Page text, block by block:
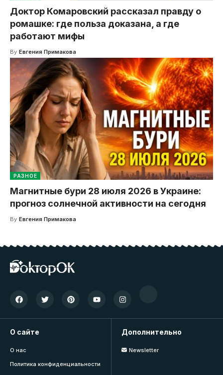
Доктор Комаровский рассказал правду о
ромашке: где польза доказана, а где
работают мифы
By Евгения Примакова
РАЗНОЕ
Магнитные бури 28 июля 2026 в Украине:
прогноз солнечной активности на сегодня
By Евгения Примакова
О сайте
О нас
Политика конфиденциальности
Дополнительно
Newsletter